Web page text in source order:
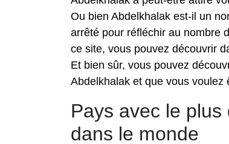
Ou bien Abdelkhalak est-il un
arrêté pour réfléchir au nombre
ce site, vous pouvez découvrir
Et bien sûr, vous pouvez
Abdelkhalak et que vous voulez
Pays avec le
dans le monde